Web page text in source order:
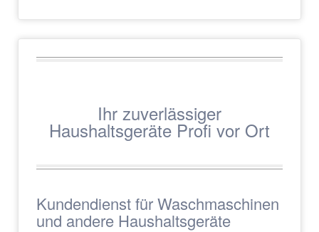
Ihr zuverlässiger
Haushaltsgeräte Profi vor Ort
Kundendienst für Waschmaschinen
und andere Haushaltsgeräte